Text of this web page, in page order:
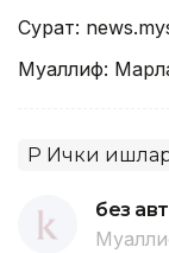
Сурат:
Муаллиф:
ҚР Ички
без